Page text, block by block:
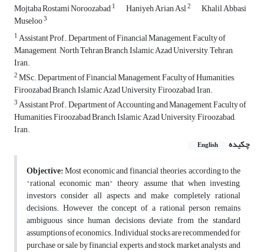
Mojtaba Rostami Noroozabad1 Haniyeh Arian Asl2 Khalil Abbasi
Museloo3
1Assistant Prof., Department of Financial Management, Faculty of
Management , North Tehran Branch, Islamic Azad University, Tehran,
Iran.
2MSc. Department of Financial Management, Faculty of Humanities,
Firoozabad Branch, Islamic Azad University, Firoozabad, Iran.
3Assistant Prof., Department of Accounting and Management, Faculty of
Humanities, Firoozabad Branch, Islamic Azad University, Firoozabad,
Iran.
چکیده
English
Objective:Most economic and financial theories, according to the
"rational economic man" theory, assume that when investing,
investors consider all aspects and make completely rational
decisions. However, the concept of a rational person remains
ambiguous since human decisions deviate from the standard
assumptions of economics. Individual stocks are recommended for
purchase or sale by financial experts and stock market analysts and